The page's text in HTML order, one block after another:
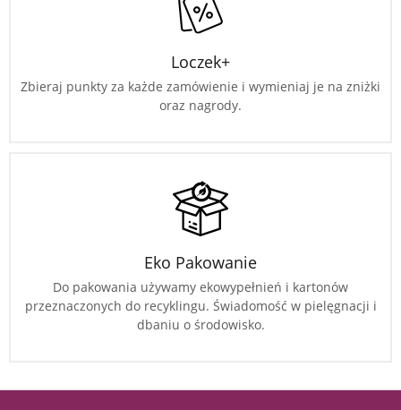
Loczek+
Zbieraj punkty za każde zamówienie i wymieniaj je na zniżki
oraz nagrody.
Eko Pakowanie
Do pakowania używamy ekowypełnień i kartonów
przeznaczonych do recyklingu. Świadomość w pielęgnacji i
dbaniu o środowisko.